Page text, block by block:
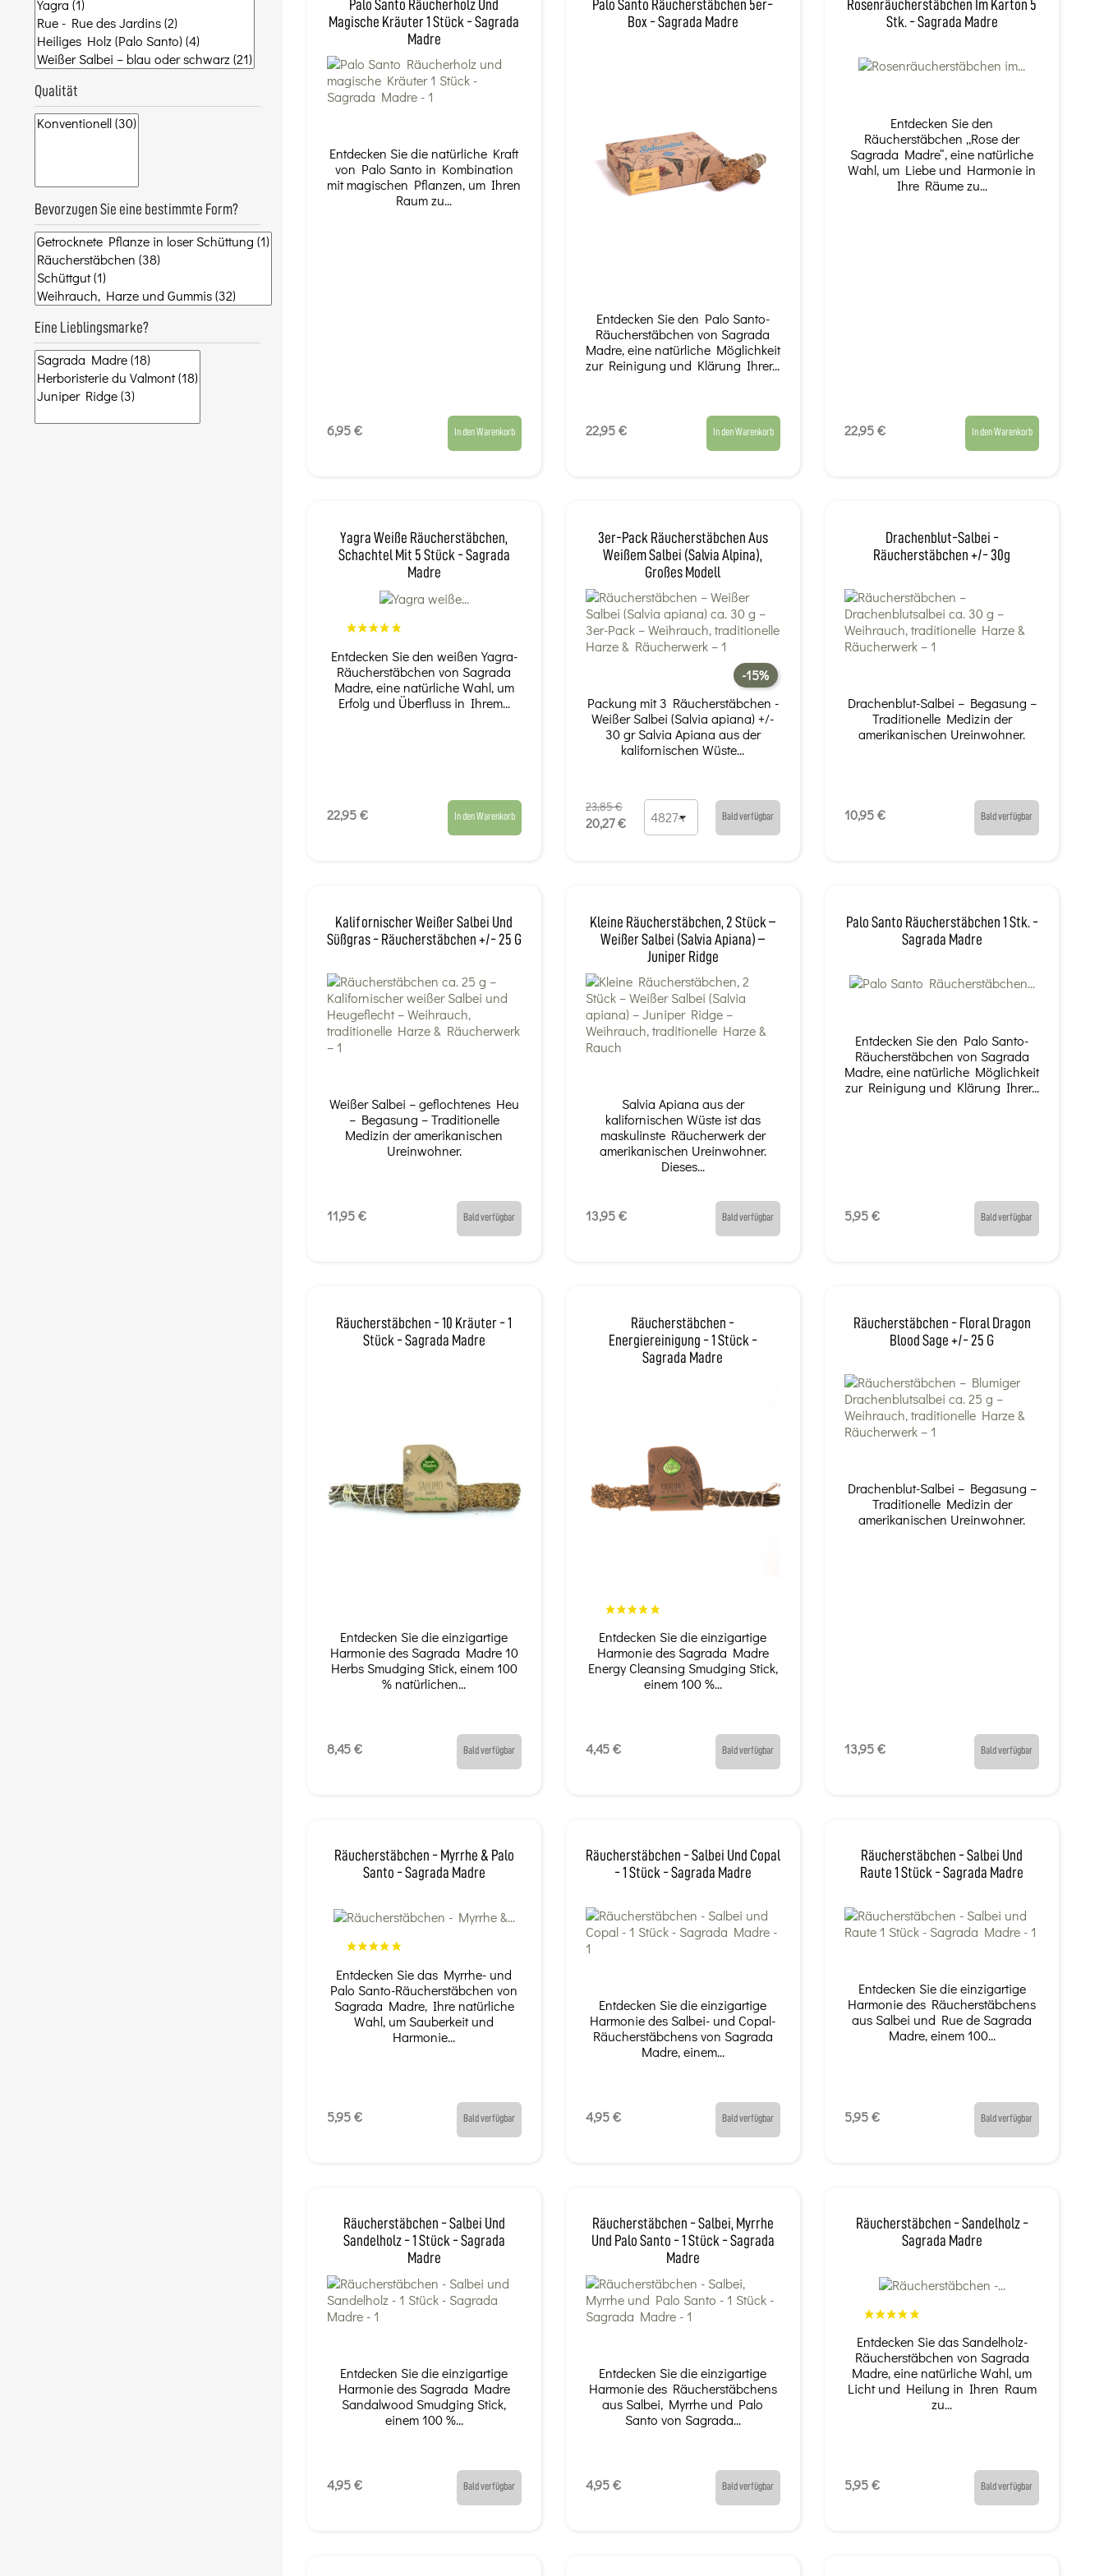
Qualität
Bevorzugen Sie eine bestimmte Form?
Eine Lieblingsmarke?
Palo Santo Räucherholz Und
Magische Kräuter 1 Stück - Sagrada
Madre
Entdecken Sie die natürliche Kraft
von Palo Santo in Kombination
mit magischen Pflanzen, um Ihren
Raum zu...
6,95 € In den Warenkorb
Palo Santo Räucherstäbchen 5er-
Box - Sagrada Madre
Entdecken Sie den Palo Santo-
Räucherstäbchen von Sagrada
Madre, eine natürliche Möglichkeit
zur Reinigung und Klärung Ihrer...
22,95 € In den Warenkorb
Rosenräucherstäbchen Im Karton 5
Stk. - Sagrada Madre
Entdecken Sie den
Räucherstäbchen „Rose der
Sagrada Madre“, eine natürliche
Wahl, um Liebe und Harmonie in
Ihre Räume zu...
22,95 € In den Warenkorb
Yagra Weiße Räucherstäbchen,
Schachtel Mit 5 Stück - Sagrada
Madre
Entdecken Sie den weißen Yagra-
Räucherstäbchen von Sagrada
Madre, eine natürliche Wahl, um
Erfolg und Überfluss in Ihrem...
22,95 € In den Warenkorb
3er-Pack Räucherstäbchen Aus
Weißem Salbei (Salvia Alpina),
Großes Modell
-15%
Packung mit 3 Räucherstäbchen -
Weißer Salbei (Salvia apiana) +/-
30 gr Salvia Apiana aus der
kalifornischen Wüste...
23,85 €
20,27 € Bald verfügbar
Drachenblut-Salbei -
Räucherstäbchen +/- 30g
Drachenblut-Salbei – Begasung –
Traditionelle Medizin der
amerikanischen Ureinwohner.
10,95 € Bald verfügbar
Kalifornischer Weißer Salbei Und
Süßgras - Räucherstäbchen +/- 25 G
Weißer Salbei – geflochtenes Heu
– Begasung – Traditionelle
Medizin der amerikanischen
Ureinwohner.
11,95 € Bald verfügbar
Kleine Räucherstäbchen, 2 Stück –
Weißer Salbei (Salvia Apiana) –
Juniper Ridge
Salvia Apiana aus der
kalifornischen Wüste ist das
maskulinste Räucherwerk der
amerikanischen Ureinwohner.
Dieses...
13,95 € Bald verfügbar
Palo Santo Räucherstäbchen 1 Stk. -
Sagrada Madre
Entdecken Sie den Palo Santo-
Räucherstäbchen von Sagrada
Madre, eine natürliche Möglichkeit
zur Reinigung und Klärung Ihrer...
5,95 € Bald verfügbar
Räucherstäbchen - 10 Kräuter - 1
Stück - Sagrada Madre
Entdecken Sie die einzigartige
Harmonie des Sagrada Madre 10
Herbs Smudging Stick, einem 100
% natürlichen...
8,45 € Bald verfügbar
Räucherstäbchen -
Energiereinigung - 1 Stück -
Sagrada Madre
Entdecken Sie die einzigartige
Harmonie des Sagrada Madre
Energy Cleansing Smudging Stick,
einem 100 %...
4,45 € Bald verfügbar
Räucherstäbchen - Floral Dragon
Blood Sage +/- 25 G
Drachenblut-Salbei – Begasung –
Traditionelle Medizin der
amerikanischen Ureinwohner.
13,95 € Bald verfügbar
Räucherstäbchen - Myrrhe & Palo
Santo - Sagrada Madre
Entdecken Sie das Myrrhe- und
Palo Santo-Räucherstäbchen von
Sagrada Madre, Ihre natürliche
Wahl, um Sauberkeit und
Harmonie...
5,95 € Bald verfügbar
Räucherstäbchen - Salbei Und Copal
- 1 Stück - Sagrada Madre
Entdecken Sie die einzigartige
Harmonie des Salbei- und Copal-
Räucherstäbchens von Sagrada
Madre, einem...
4,95 € Bald verfügbar
Räucherstäbchen - Salbei Und
Raute 1 Stück - Sagrada Madre
Entdecken Sie die einzigartige
Harmonie des Räucherstäbchens
aus Salbei und Rue de Sagrada
Madre, einem 100...
5,95 € Bald verfügbar
Räucherstäbchen - Salbei Und
Sandelholz - 1 Stück - Sagrada
Madre
Entdecken Sie die einzigartige
Harmonie des Sagrada Madre
Sandalwood Smudging Stick,
einem 100 %...
4,95 € Bald verfügbar
Räucherstäbchen - Salbei, Myrrhe
Und Palo Santo - 1 Stück - Sagrada
Madre
Entdecken Sie die einzigartige
Harmonie des Räucherstäbchens
aus Salbei, Myrrhe und Palo
Santo von Sagrada...
4,95 € Bald verfügbar
Räucherstäbchen - Sandelholz -
Sagrada Madre
Entdecken Sie das Sandelholz-
Räucherstäbchen von Sagrada
Madre, eine natürliche Wahl, um
Licht und Heilung in Ihren Raum
zu...
5,95 € Bald verfügbar